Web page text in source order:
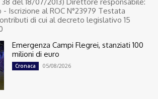
del 18/07/2013) Direttore responsabile:
Iscrizione al ROC N°23979 Testata
di cui al decreto legislativo 15
Emergenza Campi Flegrei, stanziati 100
milioni di euro
Cronaca 05/08/2026